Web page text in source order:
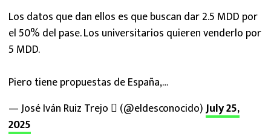
Los datos que dan ellos es que buscan dar 2.5 MDD por
el 50% del pase. Los universitarios quieren venderlo por
5 MDD.
Piero tiene propuestas de España,…
— José Iván Ruiz Trejo  (@eldesconocido)July 25,
2025